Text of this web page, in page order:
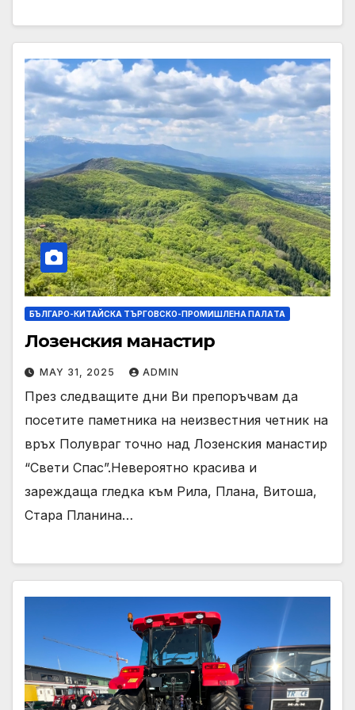
БЪЛГАРО-КИТАЙСКА ТЪРГОВСКО-ПРОМИШЛЕНА ПАЛAТА
Лозенския манастир
MAY 31, 2025 ADMIN
През следващите дни Ви препоръчвам да
посетите паметника на неизвестния четник на
връх Полувраг точно над Лозенския манастир
“Свети Спас”.Невероятно красива и
зареждаща гледка към Рила, Плана, Витоша,
Стара Планина…